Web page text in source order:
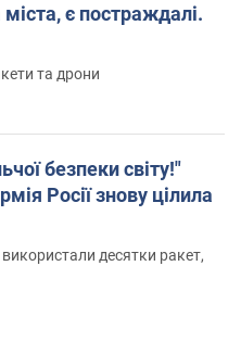
міста, є постраждалі.
та дрони
безпеки світу!"
Росії знову цілила
десятки ракет,